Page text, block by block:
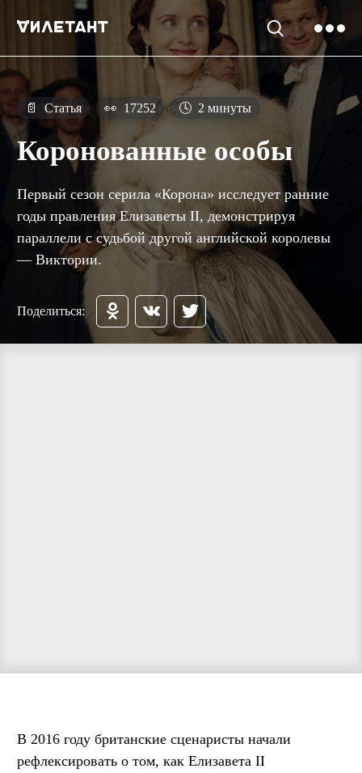
📄 Статья 👀 17252 🕓 2 минуты
Коронованные особы
Первый сезон серила «Корона» исследует ранние
годы правления Елизаветы II, демонстрируя
параллели с судьбой другой английской королевы
— Виктории.
Поделиться:
В 2016 году британские сценаристы начали
рефлексировать о том, как Елизавета II